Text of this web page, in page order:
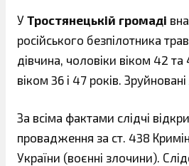
У Тростянецькій громаді
російського безпілотника
дівчина, чоловіки віком 42 та
віком 36 і 47 років. Зруйновані
За всіма фактами слідчі
провадження за ст. 438
України (воєнні злочини).